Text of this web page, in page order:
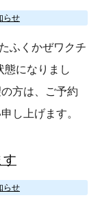
らせ
ふくかぜワクチ
態になりまし
方は、ご予約
し上げます。
す
らせ